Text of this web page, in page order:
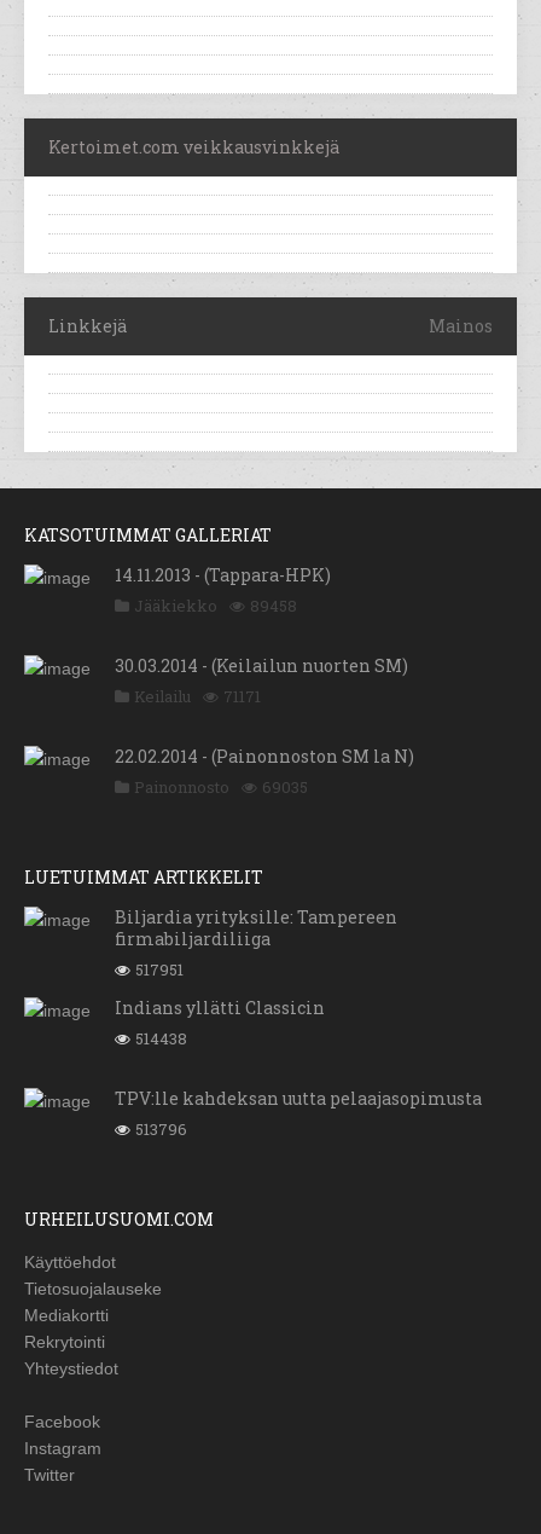
Kertoimet.com veikkausvinkkejä
Linkkejä Mainos
KATSOTUIMMAT GALLERIAT
14.11.2013 - (Tappara-HPK)
Jääkiekko 89458
30.03.2014 - (Keilailun nuorten SM)
Keilailu 71171
22.02.2014 - (Painonnoston SM la N)
Painonnosto 69035
LUETUIMMAT ARTIKKELIT
Biljardia yrityksille: Tampereen
firmabiljardiliiga
517951
Indians yllätti Classicin
514438
TPV:lle kahdeksan uutta pelaajasopimusta
513796
URHEILUSUOMI.COM
Käyttöehdot
Tietosuojalauseke
Mediakortti
Rekrytointi
Yhteystiedot
Facebook
Instagram
Twitter